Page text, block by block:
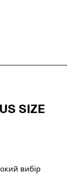
SIZE
вибір